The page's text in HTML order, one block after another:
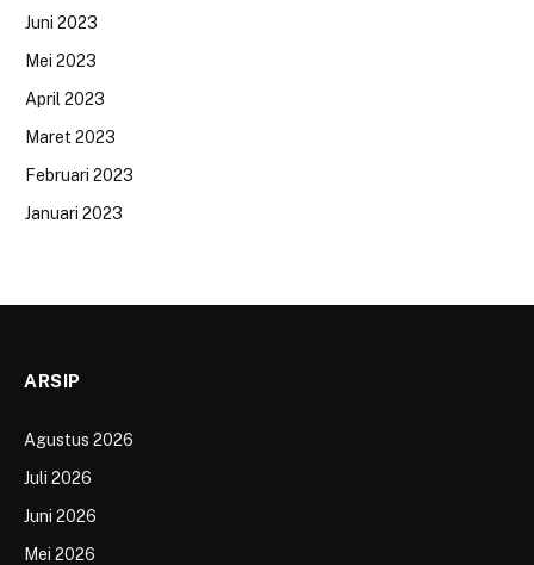
Juni 2023
Mei 2023
April 2023
Maret 2023
Februari 2023
Januari 2023
ARSIP
Agustus 2026
Juli 2026
Juni 2026
Mei 2026